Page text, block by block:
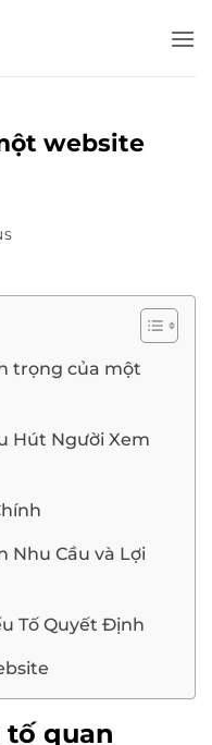
website
trọng của một
Hút Người Xem
Nhu Cầu và Lợi
Tố Quyết Định
tố quan